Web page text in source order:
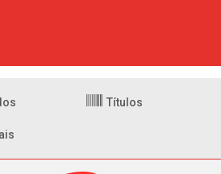
Títulos